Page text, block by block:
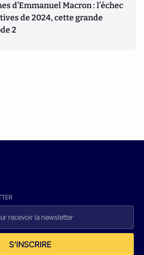
d’Emmanuel Macron : l’échec
de 2024, cette grande
2
S'INSCRIRE